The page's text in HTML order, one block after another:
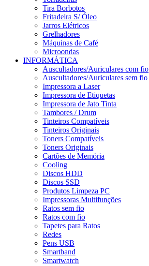
Tira Borbotos
Fritadeira S/ Óleo
Jarros Elétricos
Grelhadores
Máquinas de Café
Microondas
INFORMÁTICA
Auscultadores/Auriculares com fio
Auscultadores/Auriculares sem fio
Impressora a Laser
Impressora de Etiquetas
Impressora de Jato Tinta
Tambores / Drum
Tinteiros Compatíveis
Tinteiros Originais
Toners Compatíveis
Toners Originais
Cartões de Memória
Cooling
Discos HDD
Discos SSD
Produtos Limpeza PC
Impressoras Multifunções
Ratos sem fio
Ratos com fio
Tapetes para Ratos
Redes
Pens USB
Smartband
Smartwatch